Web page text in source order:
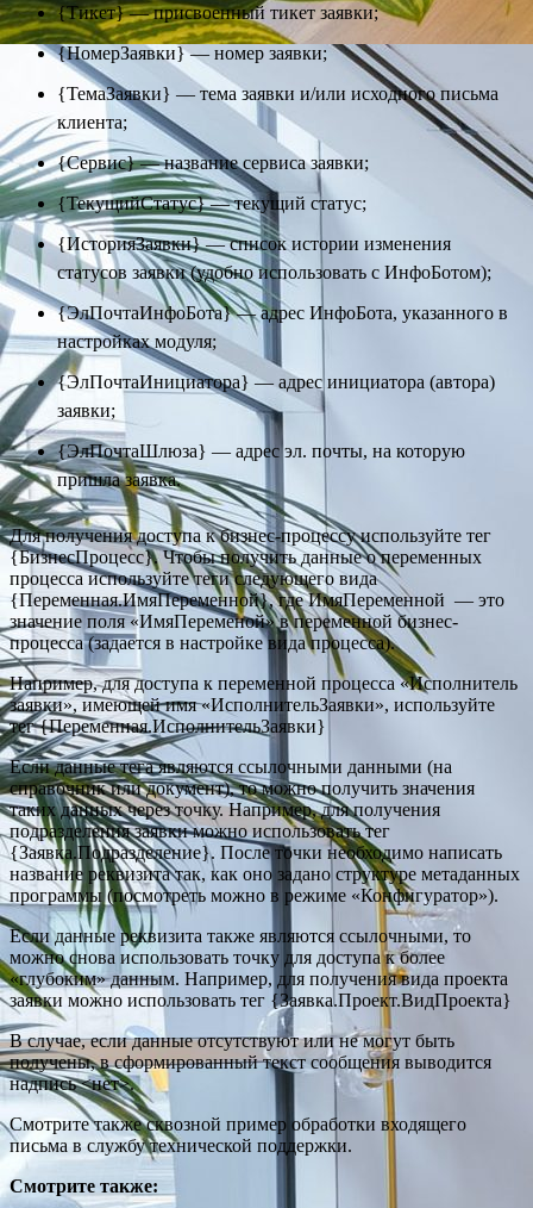
{Тикет} — присвоенный тикет заявки;
{НомерЗаявки} — номер заявки;
{ТемаЗаявки} — тема заявки и/или исходного письма
клиента;
{Сервис} — название сервиса заявки;
{ТекущийСтатус} — текущий статус;
{ИсторияЗаявки} — список истории изменения
статусов заявки (удобно использовать с ИнфоБотом);
{ЭлПочтаИнфоБота} — адрес ИнфоБота, указанного в
настройках модуля;
{ЭлПочтаИнициатора} — адрес инициатора (автора)
заявки;
{ЭлПочтаШлюза} — адрес эл. почты, на которую
пришла заявка.
Для получения доступа к бизнес-процессу используйте тег
{БизнесПроцесс}. Чтобы получить данные о переменных
процесса используйте теги следующего вида
{Переменная.ИмяПеременной}, где ИмяПеременной — это
значение поля «ИмяПеременой» в переменной бизнес-
процесса (задается в настройке вида процесса).
Например, для доступа к переменной процесса «Исполнитель
заявки», имеющей имя «ИсполнительЗаявки», используйте
тег {Переменная.ИсполнительЗаявки}
Если данные тега являются ссылочными данными (на
справочник или документ), то можно получить значения
таких данных через точку. Например, для получения
подразделения заявки можно использовать тег
{Заявка.Подразделение}. После точки необходимо написать
название реквизита так, как оно задано структуре метаданных
программы (посмотреть можно в режиме «Конфигуратор»).
Если данные реквизита также являются ссылочными, то
можно снова использовать точку для доступа к более
«глубоким» данным. Например, для получения вида проекта
заявки можно использовать тег {Заявка.Проект.ВидПроекта}
В случае, если данные отсутствуют или не могут быть
получены, в сформированный текст сообщения выводится
надпись <нет>.
Смотрите также сквозной пример обработки входящего
письма в службу технической поддержки.
Смотрите также: